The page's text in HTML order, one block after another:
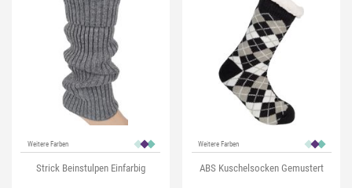
Weitere Farben
Strick Beinstulpen Einfarbig
Weitere Farben
ABS Kuschelsocken Gemustert